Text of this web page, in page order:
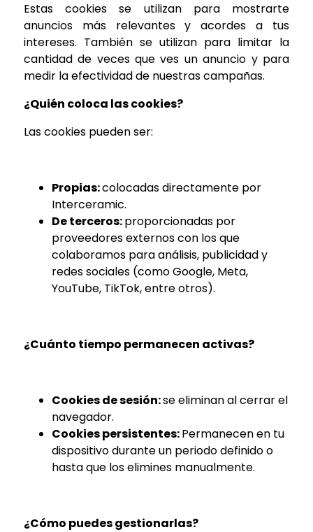
Estas cookies se utilizan para mostrarte
anuncios más relevantes y acordes a tus
intereses. También se utilizan para limitar la
cantidad de veces que ves un anuncio y para
medir la efectividad de nuestras campañas.
¿Quién coloca las cookies?
Las cookies pueden ser:
Propias:colocadas directamente por
Interceramic.
De terceros:proporcionadas por
proveedores externos con los que
colaboramos para análisis, publicidad y
redes sociales (como Google, Meta,
YouTube, TikTok, entre otros).
¿Cuánto tiempo permanecen activas?
Cookies de sesión:se eliminan al cerrar el
navegador.
Cookies persistentes:Permanecen en tu
dispositivo durante un periodo definido o
hasta que los elimines manualmente.
¿Cómo puedes gestionarlas?